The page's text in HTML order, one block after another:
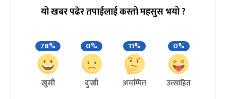
यो खबर पढेर तपाईलाई कस्तो महसुस भयो ?
78%
खुसी
0%
दुःखी
11%
अचम्मित
0%
उत्साहित